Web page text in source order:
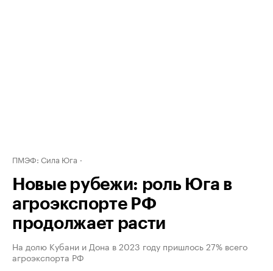
ПМЭФ: Сила Юга
Новые рубежи: роль Юга в
агроэкспорте РФ
продолжает расти
На долю Кубани и Дона в 2023 году пришлось 27% всего
агроэкспорта РФ